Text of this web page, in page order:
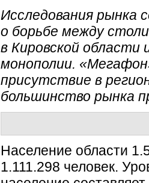
Исследования рынка
о борьбе между
в Кировской области
монополии.
присутствие в
большинство рынка
Население области
1.111.298 человек.